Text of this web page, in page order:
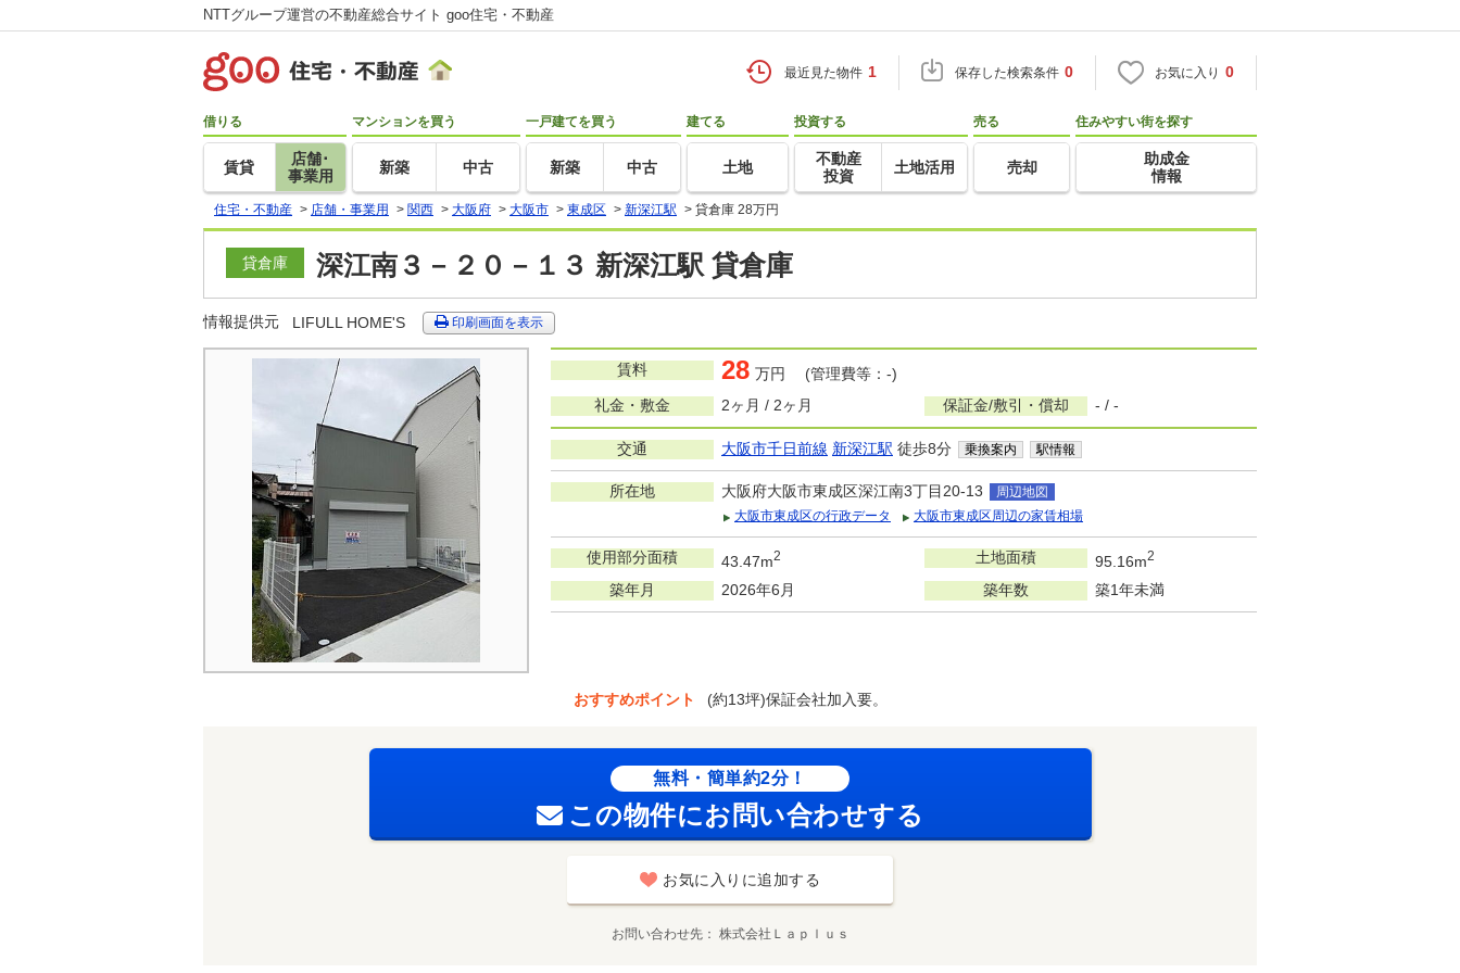
NTTグループ運営の不動産総合サイト goo住宅・不動産
最近見た物件 1 保存した検索条件 0 お気に入り 0
借りる
賃貸
店舗･
事業用
マンションを買う
新築 中古
一戸建てを買う
新築 中古
建てる
土地
投資する
不動産
投資
土地活用
売る
売却
住みやすい街を探す
助成金
情報
住宅・不動産 > 店舗・事業用 > 関西 > 大阪府 > 大阪市 > 東成区 > 新深江駅 > 貸倉庫 28万円
貸倉庫 深江南３－２０－１３ 新深江駅 貸倉庫
情報提供元 LIFULL HOME'S 印刷画面を表示
賃料 28 万円 (管理費等：-)
礼金・敷金
2ヶ月 / 2ヶ月 保証金/敷引・償却 - / -
交通 大阪市千日前線 新深江駅 徒歩8分 乗換案内 駅情報
所在地 大阪府大阪市東成区深江南3丁目20-13
周辺地図
大阪市東成区の行政データ
大阪市東成区周辺の家賃相場
使用部分面積 43.47m2 土地面積 95.16m2
築年月 2026年6月 築年数 築1年未満
おすすめポイント (約13坪)保証会社加入要。
無料・簡単約2分！
この物件にお問い合わせする
お気に入りに追加する
お問い合わせ先 株式会社Ｌａｐｌｕｓ